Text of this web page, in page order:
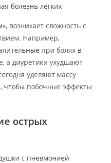
болезнь лёгких
возникает сложность с
Например,
при болях в
а диуретики ухудшают
уделяют массу
чтобы побочные эффекты
острых
с пневмонией